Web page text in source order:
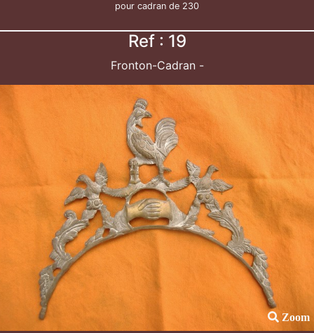
pour cadran de 230
Ref : 19
Fronton-Cadran -
Zoom